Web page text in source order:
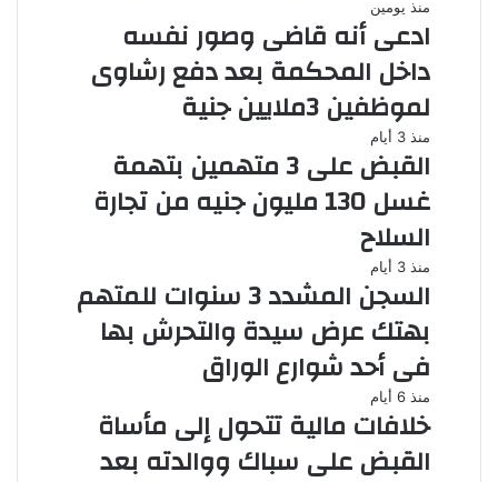
منذ يومين
ادعى أنه قاضى وصور نفسه
داخل المحكمة بعد دفع رشاوى
لموظفين 3ملايين جنية
منذ 3 أيام
القبض على 3 متهمين بتهمة
غسل 130 مليون جنيه من تجارة
السلاح
منذ 3 أيام
السجن المشدد 3 سنوات للمتهم
بهتك عرض سيدة والتحرش بها
فى أحد شوارع الوراق
منذ 6 أيام
خلافات مالية تتحول إلى مأساة
القبض على سباك ووالدته بعد